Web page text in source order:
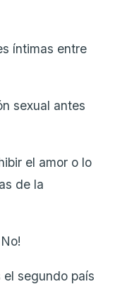
íntimas entre
sexual antes
el amor o lo
de la
el segundo país